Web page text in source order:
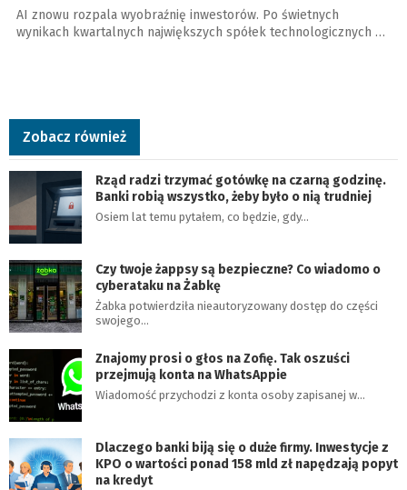
AI znowu rozpala wyobraźnię inwestorów. Po świetnych
wynikach kwartalnych największych spółek technologicznych …
Zobacz również
Rząd radzi trzymać gotówkę na czarną godzinę.
Banki robią wszystko, żeby było o nią trudniej
Osiem lat temu pytałem, co będzie, gdy…
Czy twoje żappsy są bezpieczne? Co wiadomo o
cyberataku na Żabkę
Żabka potwierdziła nieautoryzowany dostęp do części
swojego…
Znajomy prosi o głos na Zofię. Tak oszuści
przejmują konta na WhatsAppie
Wiadomość przychodzi z konta osoby zapisanej w…
Dlaczego banki biją się o duże firmy. Inwestycje z
KPO o wartości ponad 158 mld zł napędzają popyt
na kredyt